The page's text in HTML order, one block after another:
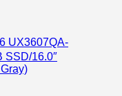
UX3607QA-
SSD/16.0″